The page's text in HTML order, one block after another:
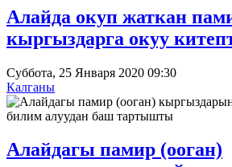
Алайда окуп жаткан
кыргыздарга окуу
Суббота, 25 Января 2020 09:30
Калганы
Алайдагы памир (ооган)